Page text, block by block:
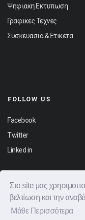
Στο site μας
βελτίωση και την
Μάθε Περισσότερα
Ψηφιακη Εκτυπωση
Γραφικες Τεχνες
Συσκευασια & Ετικετα
FOLLOW US
Facebook
Twitter
Linked in